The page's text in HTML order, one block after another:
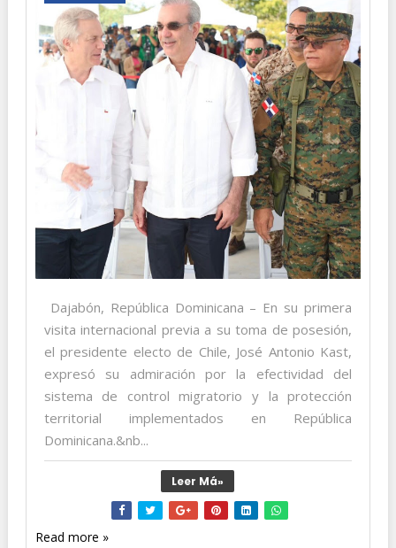
Dajabón, República Dominicana – En su primera
visita internacional previa a su toma de posesión,
el presidente electo de Chile, José Antonio Kast,
expresó su admiración por la efectividad del
sistema de control migratorio y la protección
territorial implementados en República
Dominicana.&nb...
Leer Má»
Read more »